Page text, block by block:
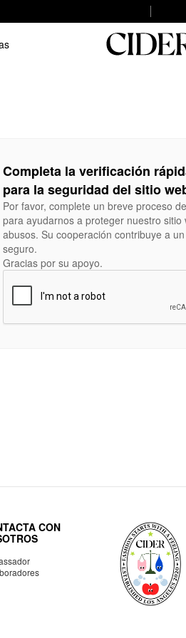
Completa la verificación
para la seguridad del sitio
Por favor, complete un breve proceso
para ayudarnos a proteger nuestro
abusos. Su cooperación contribuye a
seguro.
Gracias por su apoyo.
CON